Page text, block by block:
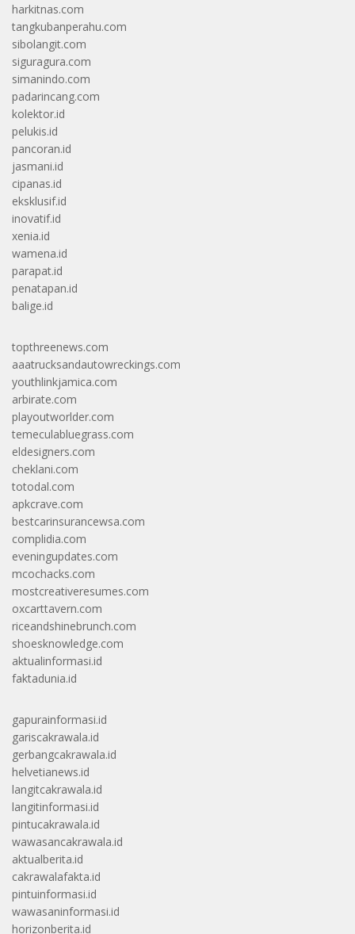
harkitnas.com
tangkubanperahu.com
sibolangit.com
siguragura.com
simanindo.com
padarincang.com
kolektor.id
pelukis.id
pancoran.id
jasmani.id
cipanas.id
eksklusif.id
inovatif.id
xenia.id
wamena.id
parapat.id
penatapan.id
balige.id
topthreenews.com
aaatrucksandautowreckings.com
youthlinkjamica.com
arbirate.com
playoutworlder.com
temeculabluegrass.com
eldesigners.com
cheklani.com
totodal.com
apkcrave.com
bestcarinsurancewsa.com
complidia.com
eveningupdates.com
mcochacks.com
mostcreativeresumes.com
oxcarttavern.com
riceandshinebrunch.com
shoesknowledge.com
aktualinformasi.id
faktadunia.id
gapurainformasi.id
gariscakrawala.id
gerbangcakrawala.id
helvetianews.id
langitcakrawala.id
langitinformasi.id
pintucakrawala.id
wawasancakrawala.id
aktualberita.id
cakrawalafakta.id
pintuinformasi.id
wawasaninformasi.id
horizonberita.id